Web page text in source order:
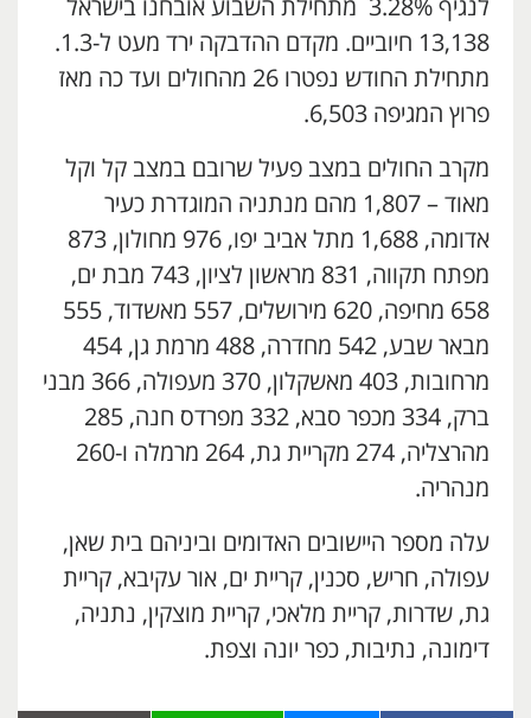
לנגיף 3.28% מתחילת השבוע אובחנו בישראל
13,138 חיוביים. מקדם ההדבקה ירד מעט ל-1.3.
מתחילת החודש נפטרו 26 מהחולים ועד כה מאז
פרוץ המגיפה 6,503.
מקרב החולים במצב פעיל שרובם במצב קל וקל
מאוד – 1,807 מהם מנתניה המוגדרת כעיר
אדומה, 1,688 מתל אביב יפו, 976 מחולון, 873
מפתח תקווה, 831 מראשון לציון, 743 מבת ים,
658 מחיפה, 620 מירושלים, 557 מאשדוד, 555
מבאר שבע, 542 מחדרה, 488 מרמת גן, 454
מרחובות, 403 מאשקלון, 370 מעפולה, 366 מבני
ברק, 334 מכפר סבא, 332 מפרדס חנה, 285
מהרצליה, 274 מקריית גת, 264 מרמלה ו-260
מנהריה.
עלה מספר היישובים האדומים וביניהם בית שאן,
עפולה, חריש, סכנין, קריית ים, אור עקיבא, קריית
גת, שדרות, קריית מלאכי, קריית מוצקין, נתניה,
דימונה, נתיבות, כפר יונה וצפת.